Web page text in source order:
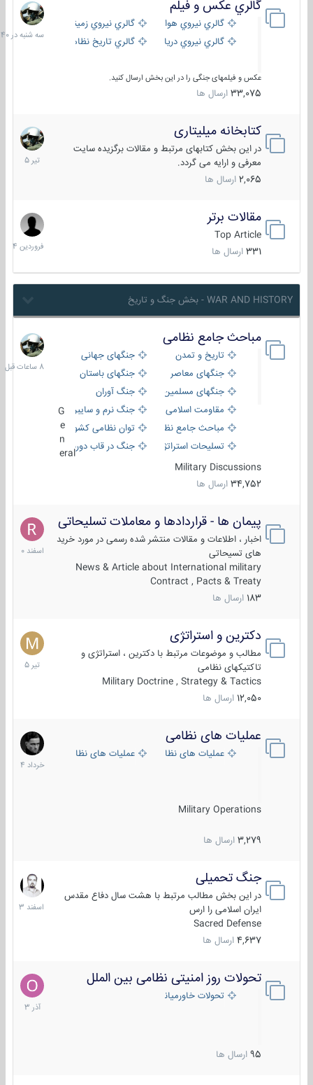
گالري عكس و فيلم
گالري نيروي هوايي
گالري نيروي زميني
گالري نيروي دريايي
گالري تاریخ نظامی
عکس و فیلمهای جنگی را در این بخش ارسال کنید.
33,075 ارسال ها
سه
شنبه
در
کتابخانه میلیتاری
در این بخش کتابهای مرتبط و مقالات برگزیده سایت
معرفی و ارایه می گردد.
2,065 ارسال ها
16
تیر
1405
مقالات برتر
Top Article
331 ارسال ها
29
فروردین
1404
WAR AND HISTORY - بخش جنگ و تاریخ
مباحث جامع نظامی
تاریخ و تمدن
جنگهای جهانی
جنگهای معاصر
جنگهای باستان
جنگهای مسلمین
جنگ آوران
مقاومت اسلامی
جنگ نرم و سایبری
مباحث جامع نظامی
توان نظامی کشورها
تسلیحات استراتژیک
جنگ در قاب دوربین
eral
Military Discussions
34,752 ارسال ها
8
ساعات
قبل
پیمان ها - قراردادها و معاملات تسلیحاتی
اخبار ، اطلاعات و مقالات منتشر شده رسمی در مورد خرید
های تسیحاتی
News & Article about International military
Contract , Pacts & Treaty
183 ارسال ها
7
اسفند
1400
دکترین و استراتژی
مطالب و موضوعات مرتبط با دکترین ، استراتژی و
تاکتیکهای نظامی
Military Doctrine , Strategy & Tactics
12,050 ارسال ها
27
تیر
1405
عملیات های نظامی
عملیات های نظامی ایرانعملیات های نظامی خارجی
Military Operations
3,279 ارسال ها
5
خرداد
1404
جنگ تحمیلی
در این بخش مطالب مرتبط با هشت سال دفاع مقدس
ایران اسلامی را ارس
Sacred Defense
4,637 ارسال ها
20
اسفند
1403
تحولات روز امنیتی نظامی بین الملل
تحولات خاورمیانه
95 ارسال ها
21
آذر
1403